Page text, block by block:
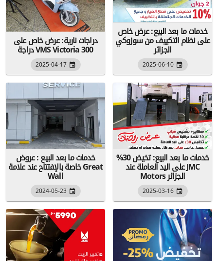
خدمات ما بعد البيع: عرض خاص
على نظام التكييف من سوزوكي
الجزائر
2025-06-10
دراجات نارية: عرض خاص على
دراجة VMS Victoria 300
2025-04-17
خدمات ما بعد البيع: تخيض 30%
على اليد العاملة عند JMC
Motors الجزائر
2025-03-16
خدمات ما بعد البيع : عروض
خاصة بالإفتتاح عند علامة Great
Wall
2024-05-23